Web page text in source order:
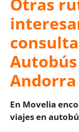
Andorra
En Movelia
viajes en